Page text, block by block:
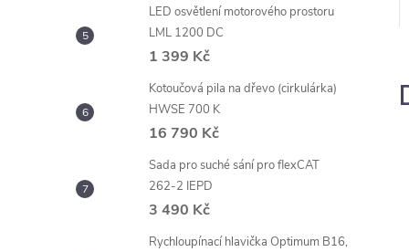
LED osvětlení motorového prostoru
LML 1200 DC
1 399 Kč
Kotoučová pila na dřevo (cirkulárka)
HWSE 700 K
16 790 Kč
Sada pro suché sání pro flexCAT
262-2 IEPD
3 490 Kč
Rychloupínací hlavička Optimum B16,